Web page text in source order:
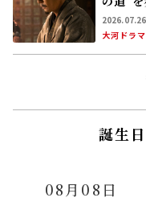
2026.07.26
大河ドラ
誕生
08月08日